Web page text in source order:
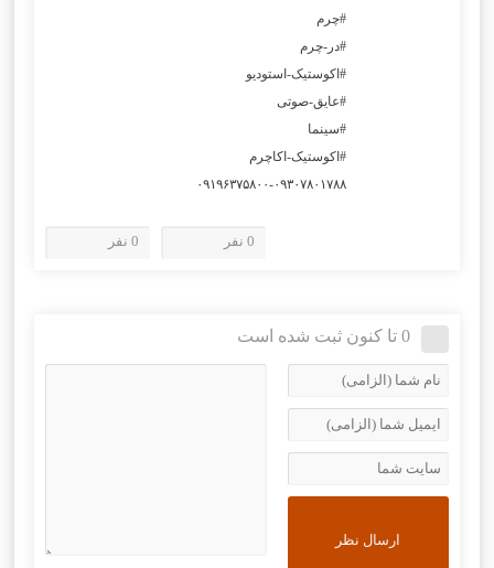
#چرم
#در-چرم
#اکوستیک-استودیو
#عایق-صوتی
#سینما
#اکوستیک-اکاچرم
۰۹۱۹۶۳۷۵۸۰۰-۰۹۳۰۷۸۰۱۷۸۸
0 نفر 0 نفر
0 تا کنون ثبت شده است